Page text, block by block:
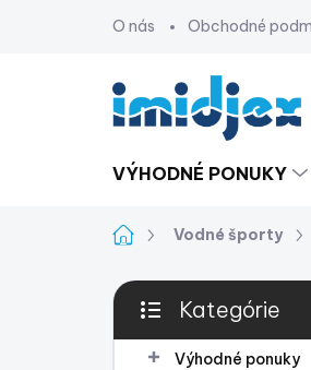
O nás Obchodné
VÝHODNÉ PONUKY
DomovVodné športy
B
č
Preskočiť
kategórie
Kategórie
Výhodné ponuky